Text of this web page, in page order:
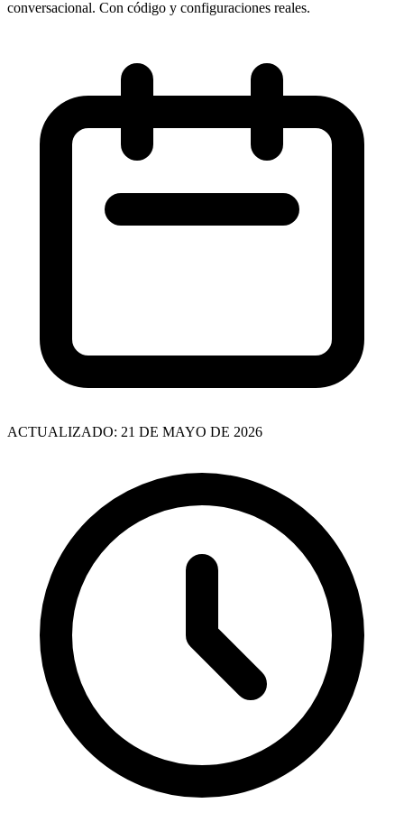
conversacional. Con código y configuraciones reales.
ACTUALIZADO: 21 DE MAYO DE 2026